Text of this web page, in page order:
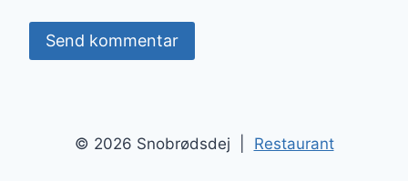
© 2026 Snobrødsdej | Restaurant